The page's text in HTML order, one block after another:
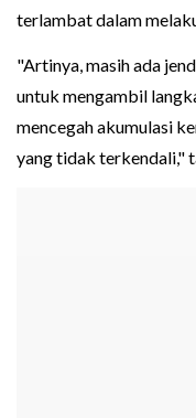
terlambat dalam
"Artinya, masih ada
untuk mengambil
mencegah akumulasi
yang tidak terkendali,"